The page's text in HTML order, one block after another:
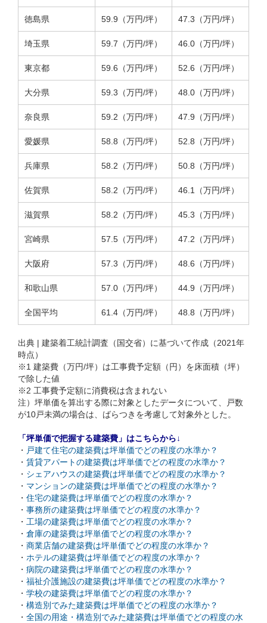
徳島県 59.9（万円/坪） 47.3（万円/坪）
埼玉県 59.7（万円/坪） 46.0（万円/坪）
東京都 59.6（万円/坪） 52.6（万円/坪）
大分県 59.3（万円/坪） 48.0（万円/坪）
奈良県 59.2（万円/坪） 47.9（万円/坪）
愛媛県 58.8（万円/坪） 52.8（万円/坪）
兵庫県 58.2（万円/坪） 50.8（万円/坪）
佐賀県 58.2（万円/坪） 46.1（万円/坪）
滋賀県 58.2（万円/坪） 45.3（万円/坪）
宮崎県 57.5（万円/坪） 47.2（万円/坪）
大阪府 57.3（万円/坪） 48.6（万円/坪）
和歌山県 57.0（万円/坪） 44.9（万円/坪）
全国平均 61.4（万円/坪） 48.8（万円/坪）
出典 | 建築着工統計調査（国交省）に基づいて作成（2021年
時点）
※1 建築費（万円/坪）は工事費予定額（円）を床面積（坪）
で除した値
※2 工事費予定額に消費税は含まれない
注）坪単価を算出する際に対象としたデータについて、戸数
が10戸未満の場合は、ばらつきを考慮して対象外とした。
「坪単価で把握する建築費」はこちらから↓
・ 戸建て住宅の建築費は坪単価でどの程度の水準か？
・ 賃貸アパートの建築費は坪単価でどの程度の水準か？
・ シェアハウスの建築費は坪単価でどの程度の水準か？
・ マンションの建築費は坪単価でどの程度の水準か？
・ 住宅の建築費は坪単価でどの程度の水準か？
・ 事務所の建築費は坪単価でどの程度の水準か？
・ 工場の建築費は坪単価でどの程度の水準か？
・ 倉庫の建築費は坪単価でどの程度の水準か？
・ 商業店舗の建築費は坪単価でどの程度の水準か？
・ ホテルの建築費は坪単価でどの程度の水準か？
・ 病院の建築費は坪単価でどの程度の水準か？
・ 福祉介護施設の建築費は坪単価でどの程度の水準か？
・ 学校の建築費は坪単価でどの程度の水準か？
・ 構造別でみた建築費は坪単価でどの程度の水準か？
・ 全国の用途・構造別でみた建築費は坪単価でどの程度の水